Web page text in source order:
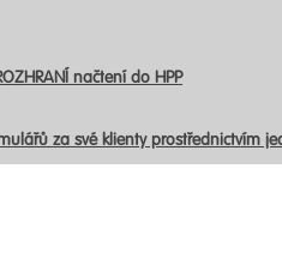
načtení do HPP
za své klienty prostřednictvím